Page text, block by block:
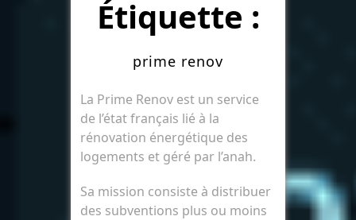
Étiquette :
prime renov
La Prime Renov est un service
de l’état français lié à la
rénovation énergétique des
logements et géré par l’anah.
Sa mission consiste à distribuer
des subventions plus ou moins